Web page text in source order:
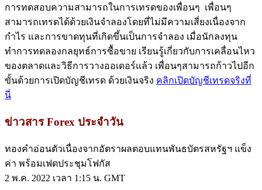
การทดสอบความสามารถในการเทรดของเพื่อนๆ เพื่อนๆ
สามารถเทรดได้ด้วยเงินจำลองโดยที่ไม่มีความเสี่ยงเนื่องจาก
กำไร และการขาดทุนที่เกิดขึ้นเป็นการจำลอง เมื่อนักลงทุน
ทำการทดลองกลยุทธ์การซื้อขาย เรียนรู้เกี่ยวกับการเคลื่อนไหว
ของตลาดและวิธีการวางออเดอร์แล้ว เพื่อนๆสามารถก้าวไปอีก
ขั้นด้วยการเปิดบัญชีเทรด ด้วยเงินจริง คลิกเปิดบัญชีเทรดจริงที่
นี่
ข่าวสาร Forex ประจำวัน
ทองคำอ่อนตัวเนื่องจากอัตราผลตอบแทนพันธบัตรสหรัฐฯ แข็ง
ค่า พร้อมเฟดประชุมโฟกัส
2 พ.ค. 2022 เวลา 1:15 น. GMT